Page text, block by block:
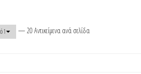
1 — 20 Αντικείμενα ανά σελίδα